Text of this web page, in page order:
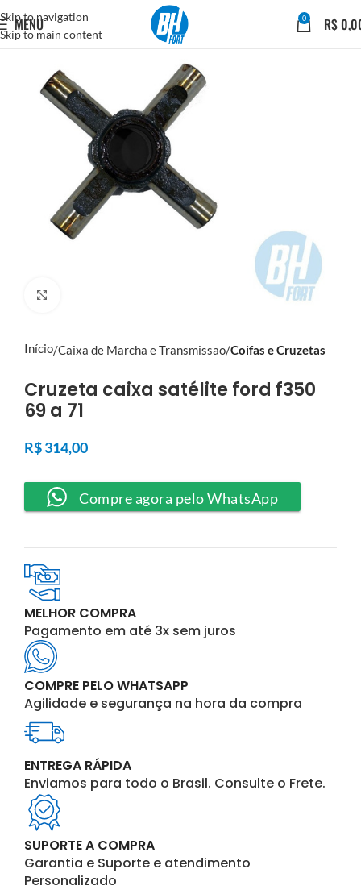
Skip to navigation
Skip to main content
MENU 0 R$
Início Caixa de Marcha e Transmissao Coifas e Cruzetas
Cruzeta caixa satélite ford f350
69 a 71
R$314,00
Compre agora pelo WhatsApp
MELHOR COMPRA
Pagamento em até 3x sem juros
COMPRE PELO WHATSAPP
Agilidade e segurança na hora da compra
ENTREGA RÁPIDA
Enviamos para todo o Brasil. Consulte o Frete.
SUPORTE A COMPRA
Garantia e Suporte e atendimento
Personalizado